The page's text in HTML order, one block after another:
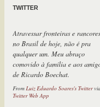
TWITTER
no Brasil de hoje, não é pra
qualquer um. Meu abraço
comovido à família e aos amigos
de Ricardo Boechat.
Twitter Web App